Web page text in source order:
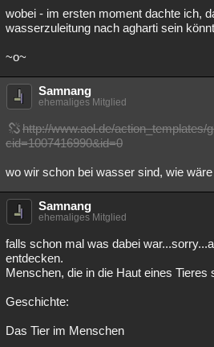
wobei - im ersten moment dachte ich,
wasserzuleitung nach agharti sein
~o~
Samnang
ehemaliges Mitglied
http://www.aol.de/action_templates/
cid=1007416990&id=0
wo wir schon bei wasser sind, wie
Samnang
ehemaliges Mitglied
falls schon mal was dabei
entdecken.
Menschen, die in die Haut eines Tieres
Geschichte:
Das Tier im Menschen